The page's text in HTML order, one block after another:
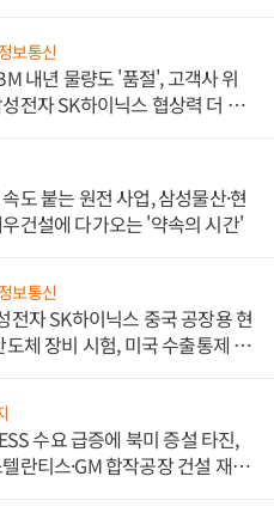
보통신
내년 물량도 '품절', 고객사 위
전자 SK하이닉스 협상력 더 키
도 붙는 원전 사업, 삼성물산·현
우건설에 다가오는 '약속의 시간'
보통신
전자 SK하이닉스 중국 공장용 현
도체 장비 시험, 미국 수출통제 대
수요 급증에 북미 증설 타진,
란티스·GM 합작공장 건설 재추